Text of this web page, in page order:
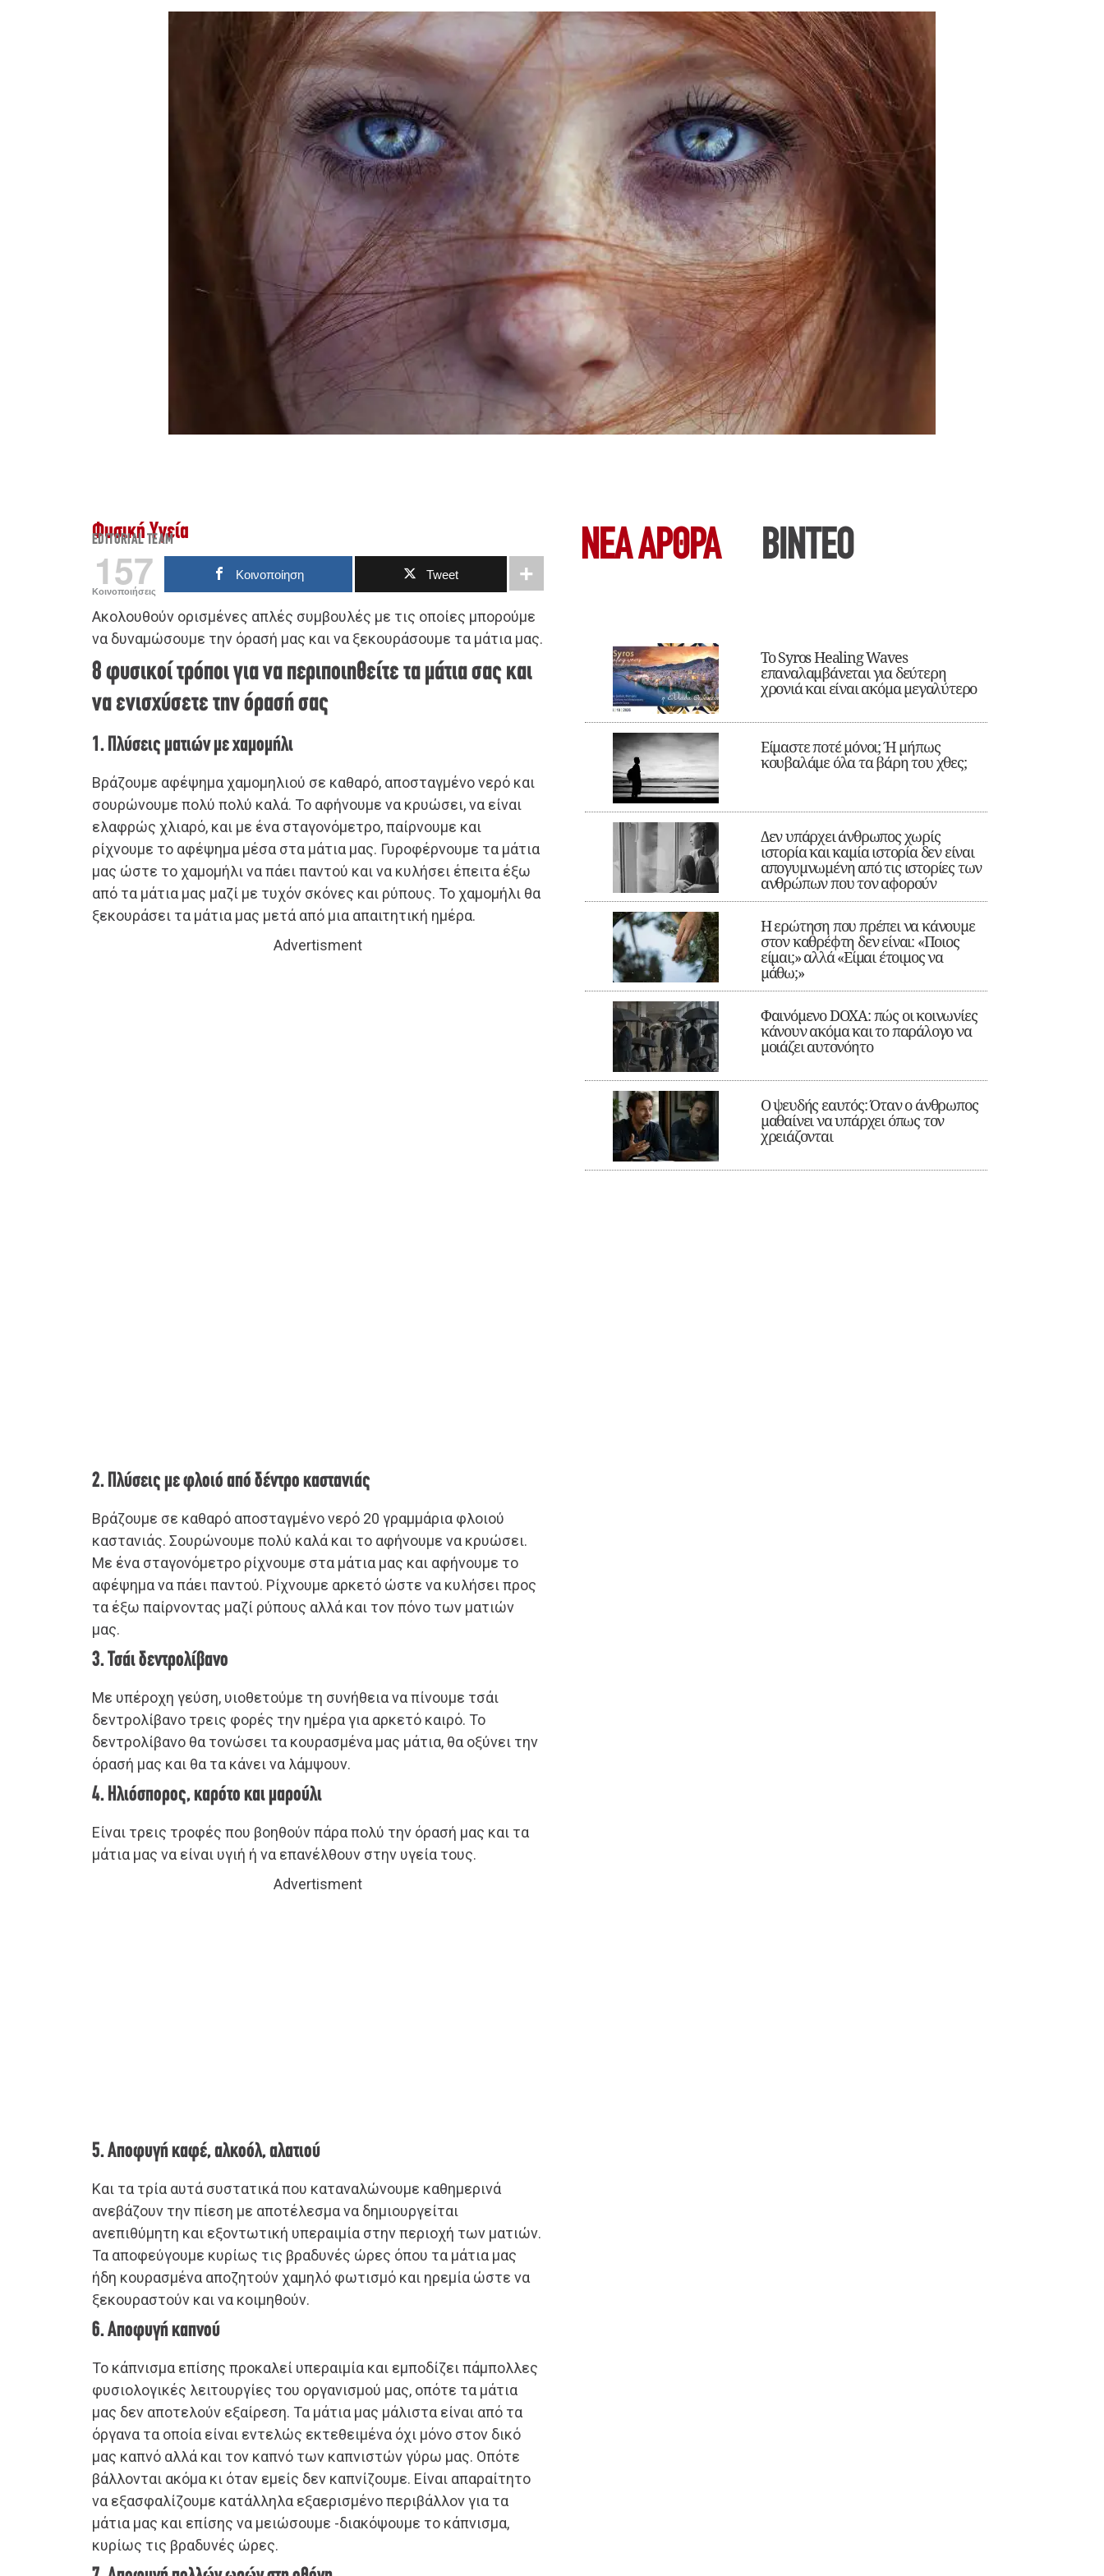
Φυσική Υγεία
EDITORIAL TEAM
157
Κοινοποιήσεις
Κοινοποίηση Tweet
Ακολουθούν ορισμένες απλές συμβουλές με τις οποίες μπορούμε
να δυναμώσουμε την όρασή μας και να ξεκουράσουμε τα μάτια μας.
8 φυσικοί τρόποι για να περιποιηθείτε τα μάτια σας και
να ενισχύσετε την όρασή σας
1. Πλύσεις ματιών με χαμομήλι
Βράζουμε αφέψημα χαμομηλιού σε καθαρό, αποσταγμένο νερό και
σουρώνουμε πολύ πολύ καλά. Το αφήνουμε να κρυώσει, να είναι
ελαφρώς χλιαρό, και με ένα σταγονόμετρο, παίρνουμε και
ρίχνουμε το αφέψημα μέσα στα μάτια μας. Γυροφέρνουμε τα μάτια
μας ώστε το χαμομήλι να πάει παντού και να κυλήσει έπειτα έξω
από τα μάτια μας μαζί με τυχόν σκόνες και ρύπους. Το χαμομήλι θα
ξεκουράσει τα μάτια μας μετά από μια απαιτητική ημέρα.
Advertisment
2. Πλύσεις με φλοιό από δέντρο καστανιάς
Βράζουμε σε καθαρό αποσταγμένο νερό 20 γραμμάρια φλοιού
καστανιάς. Σουρώνουμε πολύ καλά και το αφήνουμε να κρυώσει.
Με ένα σταγονόμετρο ρίχνουμε στα μάτια μας και αφήνουμε το
αφέψημα να πάει παντού. Ρίχνουμε αρκετό ώστε να κυλήσει προς
τα έξω παίρνοντας μαζί ρύπους αλλά και τον πόνο των ματιών
μας.
3. Τσάι δεντρολίβανο
Με υπέροχη γεύση, υιοθετούμε τη συνήθεια να πίνουμε τσάι
δεντρολίβανο τρεις φορές την ημέρα για αρκετό καιρό. Το
δεντρολίβανο θα τονώσει τα κουρασμένα μας μάτια, θα οξύνει την
όρασή μας και θα τα κάνει να λάμψουν.
4. Ηλιόσπορος, καρότο και μαρούλι
Είναι τρεις τροφές που βοηθούν πάρα πολύ την όρασή μας και τα
μάτια μας να είναι υγιή ή να επανέλθουν στην υγεία τους.
Advertisment
5. Αποφυγή καφέ, αλκοόλ, αλατιού
Και τα τρία αυτά συστατικά που καταναλώνουμε καθημερινά
ανεβάζουν την πίεση με αποτέλεσμα να δημιουργείται
ανεπιθύμητη και εξοντωτική υπεραιμία στην περιοχή των ματιών.
Τα αποφεύγουμε κυρίως τις βραδυνές ώρες όπου τα μάτια μας
ήδη κουρασμένα αποζητούν χαμηλό φωτισμό και ηρεμία ώστε να
ξεκουραστούν και να κοιμηθούν.
6. Αποφυγή καπνού
Το κάπνισμα επίσης προκαλεί υπεραιμία και εμποδίζει πάμπολλες
φυσιολογικές λειτουργίες του οργανισμού μας, οπότε τα μάτια
μας δεν αποτελούν εξαίρεση. Τα μάτια μας μάλιστα είναι από τα
όργανα τα οποία είναι εντελώς εκτεθειμένα όχι μόνο στον δικό
μας καπνό αλλά και τον καπνό των καπνιστών γύρω μας. Οπότε
βάλλονται ακόμα κι όταν εμείς δεν καπνίζουμε. Είναι απαραίτητο
να εξασφαλίζουμε κατάλληλα εξαερισμένο περιβάλλον για τα
μάτια μας και επίσης να μειώσουμε -διακόψουμε το κάπνισμα,
κυρίως τις βραδυνές ώρες.
ΝΕΑ ΆΡΘΡΑ ΒΙΝΤΕΟ
Το Syros Healing Waves
επαναλαμβάνεται για δεύτερη
χρονιά και είναι ακόμα μεγαλύτερο
Είμαστε ποτέ μόνοι; Ή μήπως
κουβαλάμε όλα τα βάρη του χθες;
Δεν υπάρχει άνθρωπος χωρίς
ιστορία και καμία ιστορία δεν είναι
απογυμνωμένη από τις ιστορίες των
ανθρώπων που τον αφορούν
Η ερώτηση που πρέπει να κάνουμε
στον καθρέφτη δεν είναι: «Ποιος
είμαι;» αλλά «Είμαι έτοιμος να
μάθω;»
Φαινόμενο DOXA: πώς οι κοινωνίες
κάνουν ακόμα και το παράλογο να
μοιάζει αυτονόητο
Ο ψευδής εαυτός: Όταν ο άνθρωπος
μαθαίνει να υπάρχει όπως τον
χρειάζονται